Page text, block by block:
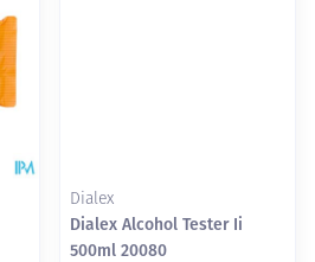
Dialex
Dialex Alcohol Tester Ii
500ml 20080